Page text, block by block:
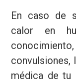
En caso de
calor en
convulsiones,
médica de tu